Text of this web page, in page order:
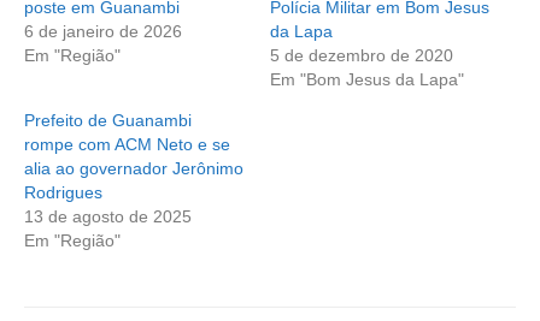
poste em Guanambi
6 de janeiro de 2026
Em "Região"
Polícia Militar em Bom Jesus
da Lapa
5 de dezembro de 2020
Em "Bom Jesus da Lapa"
Prefeito de Guanambi
rompe com ACM Neto e se
alia ao governador Jerônimo
Rodrigues
13 de agosto de 2025
Em "Região"